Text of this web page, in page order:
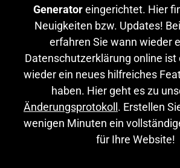
Generatoreingerichtet. Hier
Neuigkeiten bzw. Updates!
erfahren Sie wann wieder
Datenschutzerklärung online ist
wieder ein neues hilfreiches
haben. Hier geht es zu
Änderungsprotokoll . Erstellen
wenigen Minuten ein
für Ihre Website!